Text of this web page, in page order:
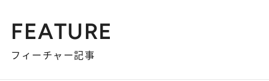
FEATURE
フィーチャー記事